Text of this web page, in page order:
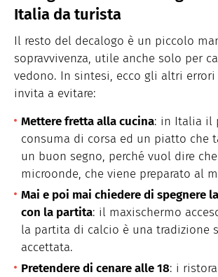
Italia da turista
Il resto del decalogo è un piccolo
sopravvivenza, utile anche solo per
vedono. In sintesi, ecco gli altri
invita a evitare:
Mettere fretta alla cucina: in Italia il
consuma di corsa ed un piatto che
un buon segno, perché vuol dire
microonde, che viene preparato al
Mai e poi mai chiedere di spegnere
con la partita: il maxischermo
la partita di calcio è una tradizione
accettata.
Pretendere di cenare alle 18: i